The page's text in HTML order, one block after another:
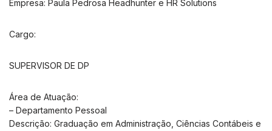
Empresa: Paula Pedrosa Headhunter e HR Solutions
Cargo:
SUPERVISOR DE DP
Área de Atuação:
– Departamento Pessoal
Descrição: Graduação em Administração, Ciências Contábeis e